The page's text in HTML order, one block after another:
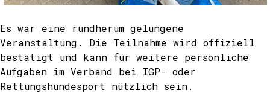
Es war eine rundherum gelungene
Veranstaltung. Die Teilnahme wird offiziell
bestätigt und kann für weitere persönliche
Aufgaben im Verband bei IGP- oder
Rettungshundesport nützlich sein.